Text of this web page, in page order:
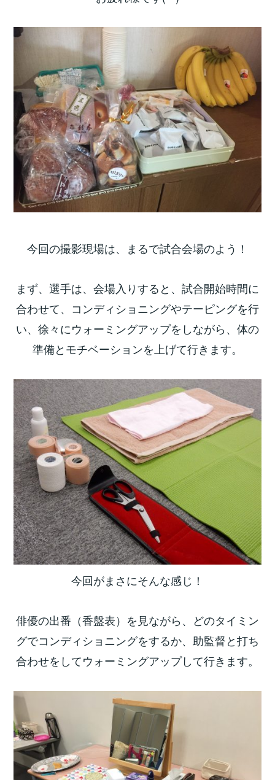
今回の撮影現場は、まるで試合会場のよう！
まず、選手は、会場入りすると、試合開始時間に
合わせて、コンディショニングやテーピングを行
い、徐々にウォーミングアップをしながら、体の
準備とモチベーションを上げて行きます。
今回がまさにそんな感じ！
俳優の出番（香盤表）を見ながら、どのタイミン
グでコンディショニングをするか、助監督と打ち
合わせをしてウォーミングアップして行きます。